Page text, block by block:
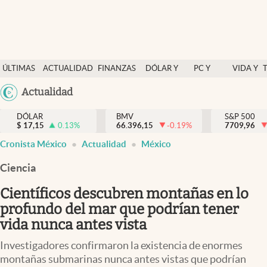
ÚLTIMAS
NOTICIAS
ACTUALIDAD
FINANZAS
DÓLAR Y
PC Y
VIDA Y
México
Actualidad
Actualidad
Finanzas y economía
Dólar y mercados
Pc y celular
Vida y estilo
Tv
DÓLAR
$ 17,15 0.13%
BMV
66.396,15
-0.19%
S&P 500
7709,96
Cronista México Actualidad México
Ciencia
Científicos descubren montañas en lo
profundo del mar que podrían tener
vida nunca antes vista
Investigadores confirmaron la existencia de enormes
montañas submarinas nunca antes vistas que podrían